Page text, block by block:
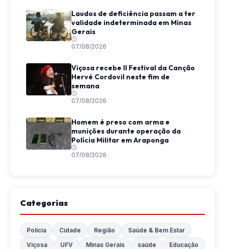
Laudos de deficiência passam a ter
validade indeterminada em Minas
Gerais
07/08/2026
Viçosa recebe II Festival da Canção
Hervé Cordovil neste fim de
semana
07/08/2026
Homem é preso com arma e
munições durante operação da
Polícia Militar em Araponga
07/08/2026
Categorias
Polícia Cidade Região
Saúde & Bem Estar
Viçosa
UFV Minas Gerais saúde
Educação